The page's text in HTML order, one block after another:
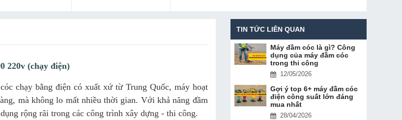
220v (chạy điện)
chạy bằng điện có xuất xứ từ Trung Quốc, máy hoạt
mà không lo mất nhiều thời gian. Với khả năng đầm
rộng rãi trong các công trình xây dựng - thi công.
TIN TỨC LIÊN QUAN
Máy đầm cóc là gì? Công
dụng của máy đầm cóc
trong thi công
12/05/2026
Gợi ý top 6+ máy đầm cóc
điện công suất lớn đáng
mua nhất
28/04/2026